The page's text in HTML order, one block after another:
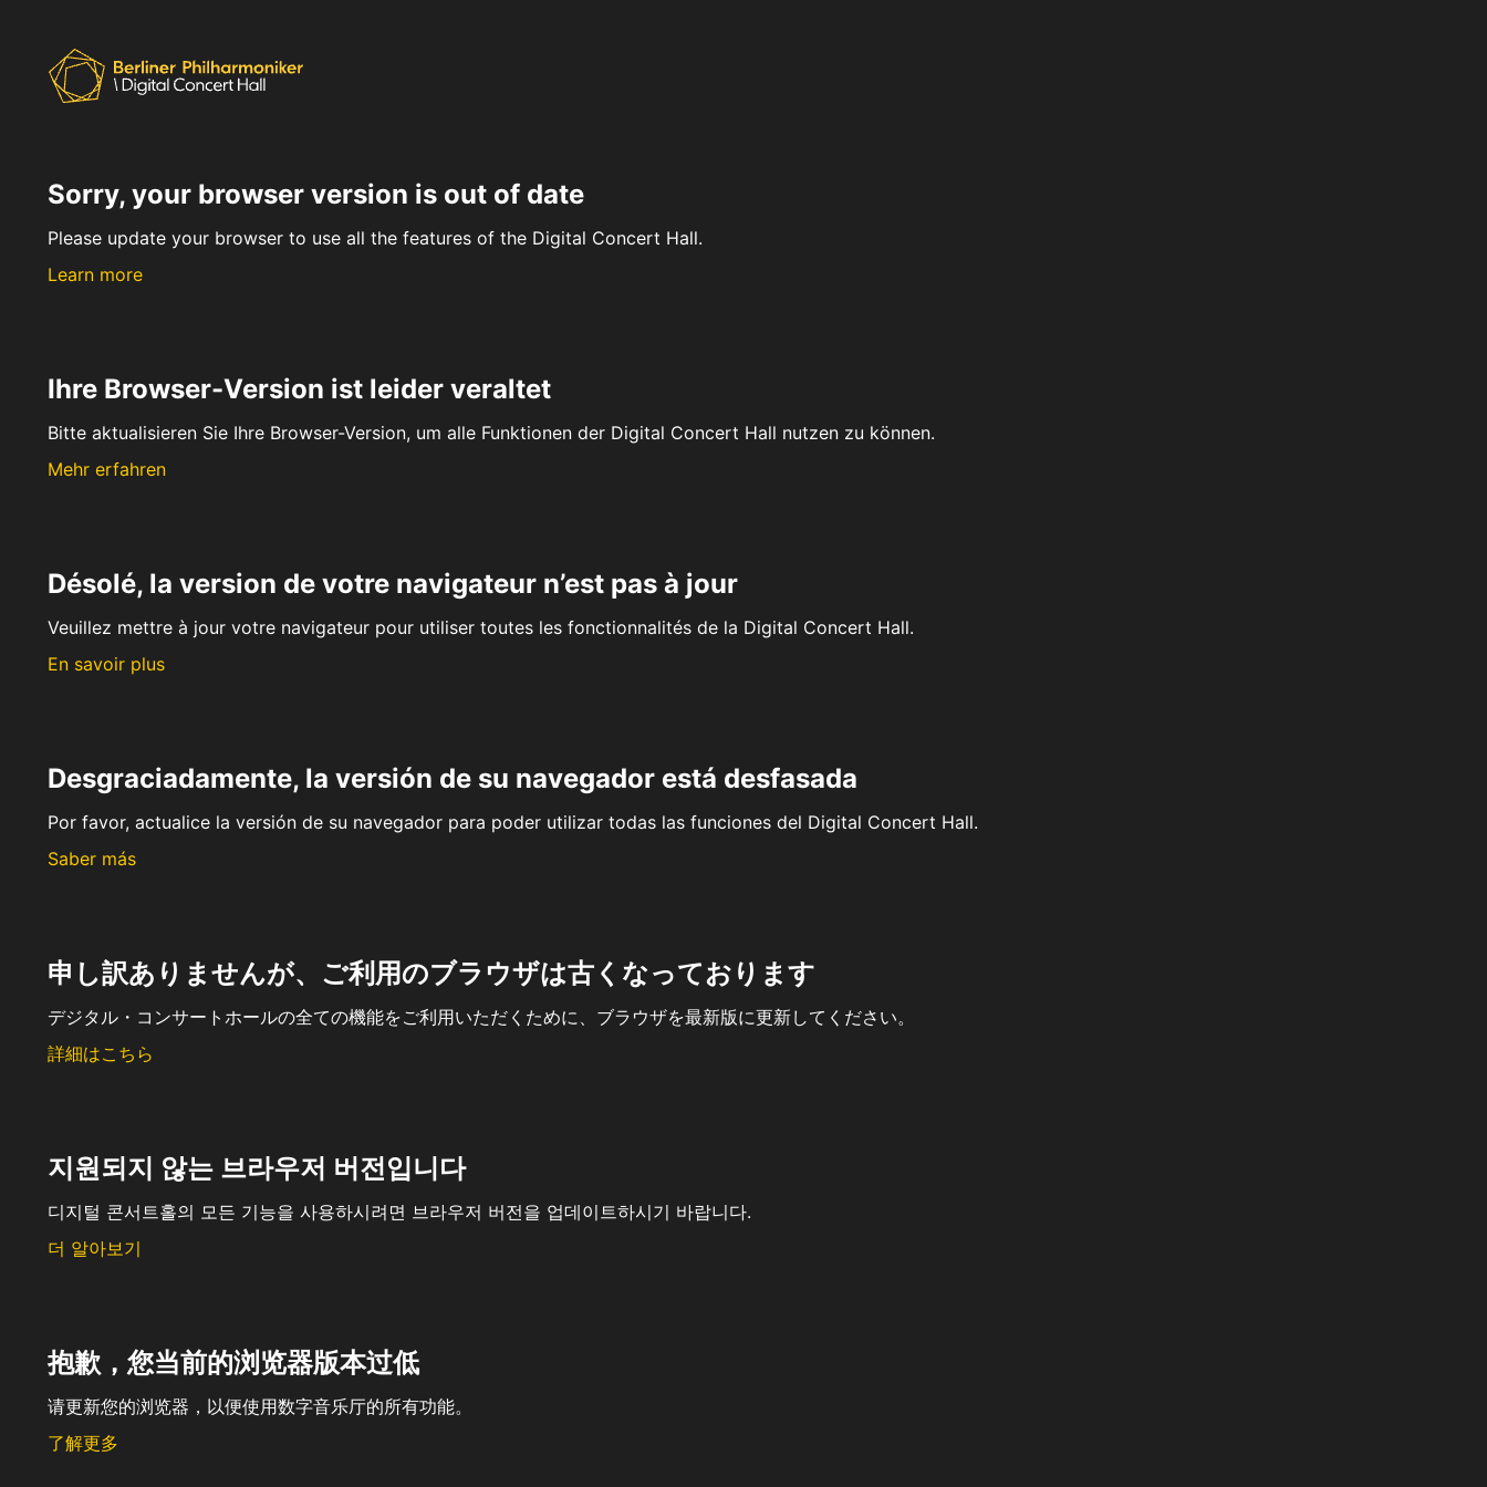
Sorry, your browser version is out of date
Please update your browser to use all the features of the Digital Concert Hall.
Learn more
Ihre Browser-Version ist leider veraltet
Bitte aktualisieren Sie Ihre Browser-Version, um alle Funktionen der Digital Concert Hall nutzen zu können.
Mehr erfahren
Désolé, la version de votre navigateur n’est pas à jour
Veuillez mettre à jour votre navigateur pour utiliser toutes les fonctionnalités de la Digital Concert Hall.
En savoir plus
Desgraciadamente, la versión de su navegador está desfasada
Por favor, actualice la versión de su navegador para poder utilizar todas las funciones del Digital Concert Hall.
Saber más
申し訳ありませんが、ご利用のブラウザは古くなっております
デジタル・コンサートホールの全ての機能をご利用いただくために、ブラウザを最新版に更新してください。
詳細はこちら
지원되지 않는 브라우저 버전입니다
디지털 콘서트홀의 모든 기능을 사용하시려면 브라우저 버전을 업데이트하시기 바랍니다.
더 알아보기
抱歉，您当前的浏览器版本过低
请更新您的浏览器，以便使用数字音乐厅的所有功能。
了解更多